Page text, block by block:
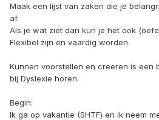
Maak een lijst van zaken die je
af.
Als je wat ziet dan kun je het ook
Flexibel zijn en vaardig worden.
Kunnen voorstellen en creeren is een
bij Dyslexie horen.
Begin:
Ik ga op vakantie (SHTF) en ik neem